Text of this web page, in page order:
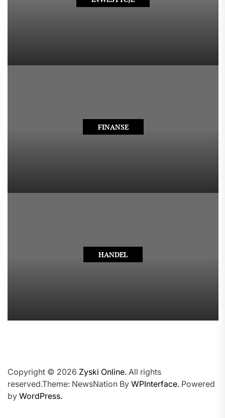
FINANSE
HANDEL
Copyright © 2026 Zyski Online. All rights
reserved.Theme: NewsNation By WPInterface. Powered
by WordPress.